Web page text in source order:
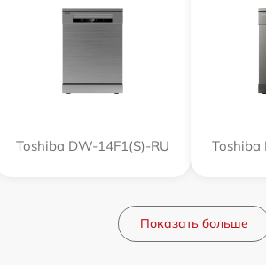
Toshiba DW-14F1(S)-RU Toshiba
Показать больше